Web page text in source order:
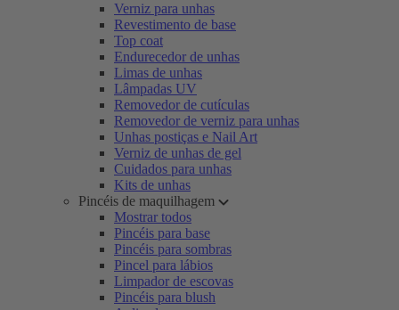
Verniz para unhas
Revestimento de base
Top coat
Endurecedor de unhas
Limas de unhas
Lâmpadas UV
Removedor de cutículas
Removedor de verniz para unhas
Unhas postiças e Nail Art
Verniz de unhas de gel
Cuidados para unhas
Kits de unhas
Pincéis de maquilhagem
Mostrar todos
Pincéis para base
Pincéis para sombras
Pincel para lábios
Limpador de escovas
Pincéis para blush